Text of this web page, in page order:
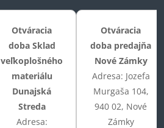
Otváracia
doba Sklad
veľkoplošného
materiálu
Dunajská
Streda
Adresa:
Otváracia
doba predajňa
Nové Zámky
Adresa: Jozefa
Murgaša 104,
940 02, Nové
Zámky